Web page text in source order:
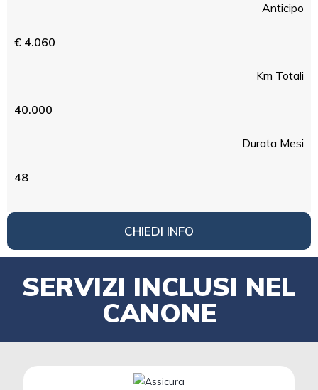
Anticipo
€ 4.060
Km Totali
40.000
Durata Mesi
48
CHIEDI INFO
SERVIZI INCLUSI NEL
CANONE